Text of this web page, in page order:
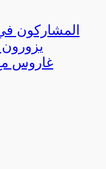
المشاركون في
غاروس